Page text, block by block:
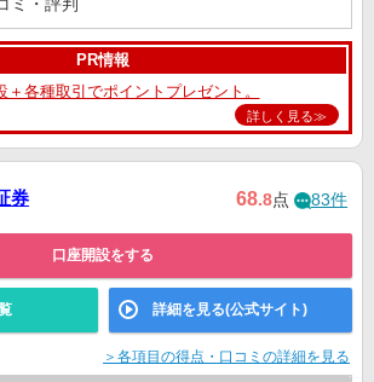
PR情報
各種取引でポイントプレゼント。
詳しく見る≫
券 68.8点 83件
口座開設をする
詳細を見る(公式サイト)
＞各項目の得点・口コミの詳細を見る